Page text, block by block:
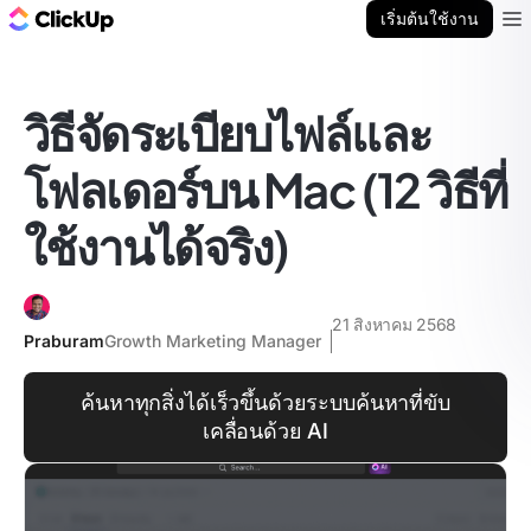
เริ่มต้นใช้งาน
วิธีจัดระเบียบไฟล์และ
โฟลเดอร์บน Mac (12 วิธีที่
ใช้งานได้จริง)
PraburamGrowth Marketing Manager
21 สิงหาคม 2568
ค้นหาทุกสิ่งได้เร็วขึ้นด้วยระบบค้นหาที่ขับ
เคลื่อนด้วย AI